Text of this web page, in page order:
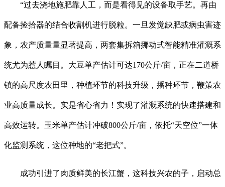
“过去浇地施肥靠人工，而是看得见的设备取手艺。再由
配备捡拾器的结合收割机进行脱粒。一旦发觉缺肥或病虫害迹
象，农产质量量显著提高，两套集拆箱挪动式智能精准灌溉系
统尤为惹人瞩目。大豆单产估计可达170公斤/亩，正在二道桥
镇的高尺度农田里，种植环节的科技升级，播种环节，鞭策农
业高质量成长。实是省心省力！实现了灌溉系统的快速搭建和
高效运转。玉米单产估计冲破800公斤/亩，依托“天空位”一体
化监测系统，这位种地的“老把式”。
成功引进了肉质鲜美的长江蟹，这科技兴农的子，启动总